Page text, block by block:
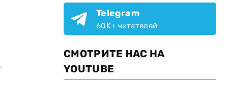
Telegram
60K+ читателей
СМОТРИТЕ НАС НА
YOUTUBE